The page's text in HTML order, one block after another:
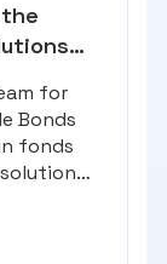
for
Bonds
fonds